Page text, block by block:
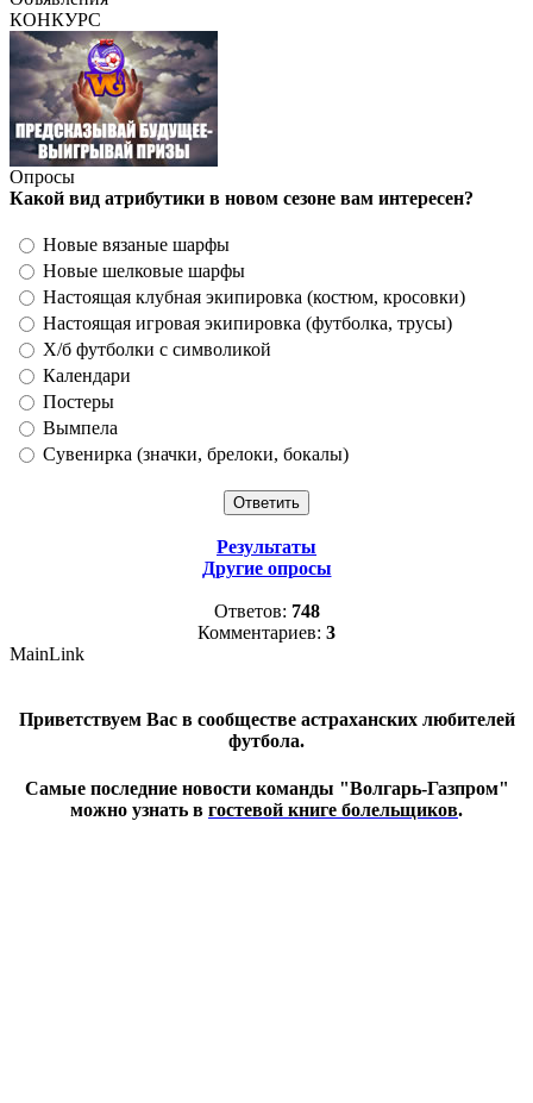
КОНКУРС
Опросы
Какой вид атрибутики в новом сезоне вам интересен?
Новые вязаные шарфы
Новые шелковые шарфы
Настоящая клубная экипировка (костюм, кросовки)
Настоящая игровая экипировка (футболка, трусы)
Х/б футболки с символикой
Календари
Постеры
Вымпела
Сувенирка (значки, брелоки, бокалы)
Результаты
Другие опросы
Ответов: 748
Комментариев: 3
MainLink
Приветствуем Вас в сообществе астраханских любителей
футбола.
Самые последние новости команды "Волгарь-Газпром"
можно узнать в гостевой книге болельщиков.